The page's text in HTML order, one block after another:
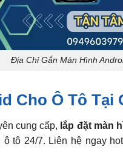
Địa Chỉ Gắn Màn Hình
Cho Ô Tô Tại
cung cấp, lắp đặt màn
tô 24/7. Liên hệ ngay